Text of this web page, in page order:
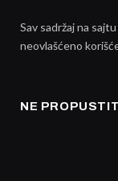
Sav sadržaj na
neovlašćeno
NE